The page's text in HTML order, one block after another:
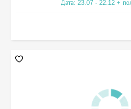
Дата: 23.07 - 22.12 +